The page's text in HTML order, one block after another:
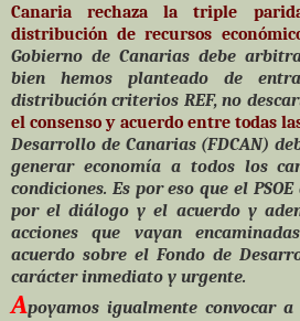
Canaria rechazala triple
distribución de recursos
Gobierno de Canarias debe
bien hemos planteado de
distribución criterios REF, no
el consenso y acuerdo entre todas
Desarrollo de Canarias (FDCAN)
generar economía a todos los
condiciones. Es por eso que el
por el diálogo y el acuerdo y
acciones que vayan
acuerdo sobre el Fondo de
carácter inmediato y urgente.
Apoyamos igualmente convocar